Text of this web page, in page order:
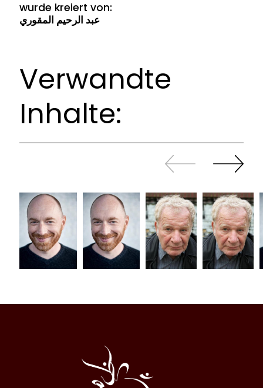
wurde kreiert von:
عبد الرحيم المقوري
Verwandte
Inhalte:
Zurück
sliden
Weiter
sliden
Halqa